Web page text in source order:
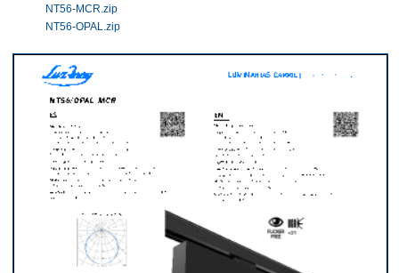
NT56-MCR.zip
NT56-OPAL.zip